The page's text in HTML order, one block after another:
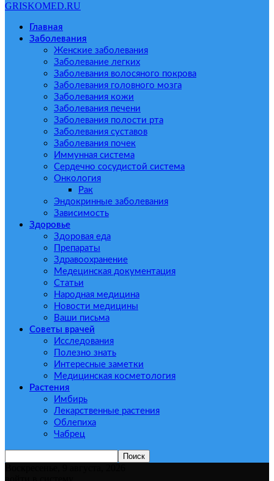
GRISKOMED.RU
Главная
Заболевания
Женские заболевания
Заболевание легких
Заболевания волосяного покрова
Заболевания головного мозга
Заболевания кожи
Заболевания печени
Заболевания полости рта
Заболевания суставов
Заболевания почек
Иммунная система
Сердечно сосудистой система
Онкология
Рак
Эндокринные заболевания
Зависимость
Здоровье
Здоровая еда
Препараты
Здравоохранение
Медецинская документация
Статьи
Народная медицина
Новости медицины
Ваши письма
Советы врачей
Исследования
Полезно знать
Интересные заметки
Медицинская косметология
Растения
Имбирь
Лекарственные растения
Облепиха
Чабрец